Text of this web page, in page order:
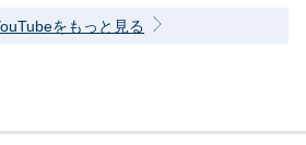
をもっと見る